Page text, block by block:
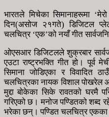
भारतले मिचेका सिमानाहरूमा
दिन(असोज २१गते) डिजिटल
चलचित्र ‘एक’को नयाँ गीत
ओएसआर डिजिटलले शुक्रबार
एउटा राष्ट्रभक्ति गीत हो। पूर्व
सिमाना जोडिएका र विवादित
चलचित्रका नायक विशाल
मुद्दा बाेकेका सिके रावतकाे घरमै
गरिएको छ। मनोज पण्डितको शब्द
भरेका छन्। पण्डित चलचित्र एकका